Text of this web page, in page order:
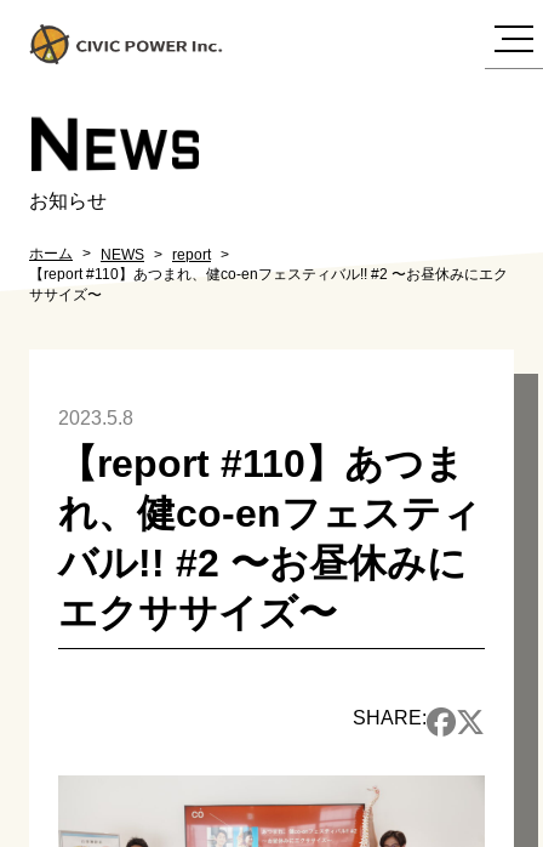
NEWS
お知らせ
ホーム NEWS
report
【report #110】あつまれ、健co-enフェスティバル!! #2 〜お昼休みにエク
ササイズ〜
2023.5.8
【report #110】あつま
れ、健co-enフェスティ
バル!! #2 〜お昼休みに
エクササイズ〜
SHARE: